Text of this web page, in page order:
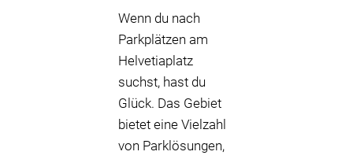
Wenn du nach
Parkplätzen am
Helvetiaplatz
suchst, hast du
Glück. Das Gebiet
bietet eine Vielzahl
von Parklösungen,